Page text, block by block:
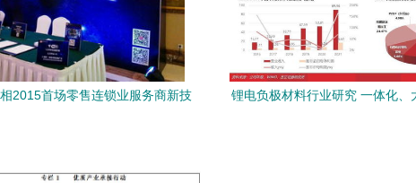
2015首场零售连锁业服务商新技
锂电负极材料行业研究 一体化、